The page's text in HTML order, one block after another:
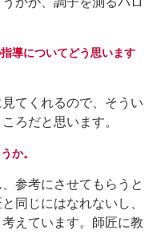
導についてどう思います
てくれるので、そうい
ろだと思います。
か。
参考にさせてもらうと
同じにはなれないし、
えています。師匠に教